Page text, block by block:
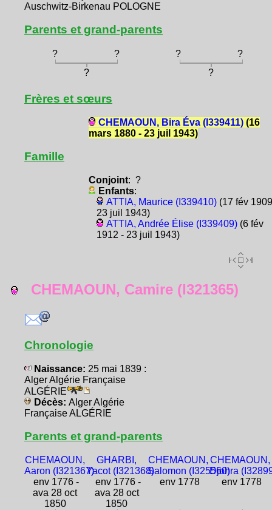
Auschwitz-Birkenau POLOGNE
Parents et grand-parents
? ? ?
?
?
?
Frères et sœurs
CHEMAOUN, Bira Éva (I339411)(16
mars 1880 - 23 juil 1943)
Famille
Conjoint: ?
Enfants:
ATTIA, Maurice (I339410)(17 fév
23 juil 1943)
ATTIA, Andrée Élise (I339409)(6 fév
1912 - 23 juil 1943)
CHEMAOUN, Camire (I321365)
Chronologie
Naissance: 25 mai 1839 :
Alger Algérie Française
ALGÉRIE
Décès: Alger Algérie
Française ALGÉRIE
Parents et grand-parents
CHEMAOUN,
Aaron (I321367)
env 1776 -
ava 28 oct
1850
GHARBI,
Yacot (I321368)
env 1776 -
ava 28 oct
1850
CHEMAOUN,
Salomon (I325560)
env 1778
CHEMAOUN,
Djohra
env 1778